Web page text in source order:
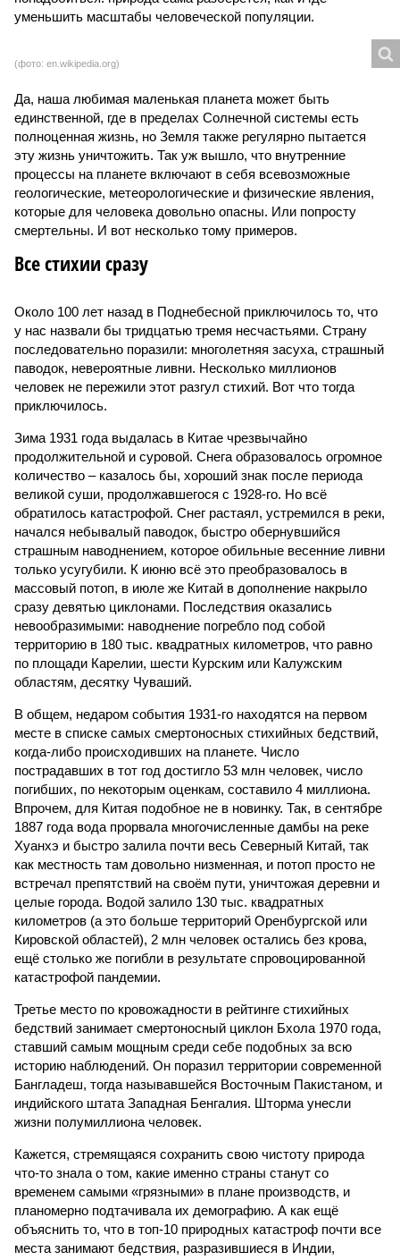
Все стихии сразу
у нас назвали бы тридцатью тремя несчастьями. Страну
последовательно поразили: многолетняя засуха, страшный
паводок, невероятные ливни. Несколько миллионов
человек не пережили этот разгул стихий. Вот что тогда
приключилось.
Зима 1931 года выдалась в Китае чрезвычайно
продолжительной и суровой. Снега образовалось огромное
великой суши, продолжавшегося с 1928-го. Но всё
страшным наводнением, которое обильные весенние ливни
только усугубили. К июню всё это преобразовалось в
массовый потоп, в июле же Китай в дополнение накрыло
сразу девятью циклонами. Последствия оказались
невообразимыми: наводнение погребло под собой
территорию в 180 тыс. квадратных километров, что равно
по площади Карелии, шести Курским или Калужским
областям, десятку Чуваший.
В общем, недаром события 1931-го находятся на первом
месте в списке самых смертоносных стихийных бедствий,
когда-либо происходивших на планете. Число
пострадавших в тот год достигло 53 млн человек, число
погибших, по некоторым оценкам, составило 4 миллиона.
Впрочем, для Китая подобное не в новинку. Так, в сентябре
1887 года вода прорвала многочисленные дамбы на реке
Хуанхэ и быстро залила почти весь Северный Китай, так
как местность там довольно низменная, и потоп просто не
встречал препятствий на своём пути, уничтожая деревни и
целые города. Водой залило 130 тыс. квадратных
километров (а это больше территорий Оренбургской или
Кировской областей), 2 млн человек остались без крова,
ещё столько же погибли в результате спровоцированной
катастрофой пандемии.
Третье место по кровожадности в рейтинге стихийных
бедствий занимает смертоносный циклон Бхола 1970 года,
ставший самым мощным среди себе подобных за всю
историю наблюдений. Он поразил территории современной
Бангладеш, тогда называвшейся Восточным Пакистаном, и
индийского штата Западная Бенгалия. Шторма унесли
жизни полумиллиона человек.
Кажется, стремящаяся сохранить свою чистоту природа
что-то знала о том, какие именно страны станут со
временем самыми «грязными» в плане производств, и
планомерно подтачивала их демографию. А как ещё
места занимают бедствия, разразившиеся в Индии,
Пакистане, Бангладеш и Турции? Что характерно, Россию и
Европу подобные катастрофы никогда не затрагивали,
здесь беды были другими, включая массовый голод и
масштабные эпидемии вроде бубонной чумы (200 млн
погибших) или «испанки» (по разным оценкам, от 17,4 до
100 млн погибших во всём мире).
Когда земля – дыбом
Но это дела давно минувших дней. А что нам ждать в
дальнейшем? Авторы энциклопедии A-Z Animals,
основываясь на современных научных исследованиях и
глобальных тенденциях, составили свой список